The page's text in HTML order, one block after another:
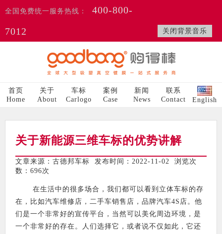
关闭背景音乐
全国免费统一服务热线：
400-800-
7012
首页
Home
关于
About
车标
Carlogo
案例
Case
新闻
News
联系
Contact
English
关于新能源三维车标的优势讲解
文章来源：古德邦车标 发布时间：2022-11-02 浏览次
数： 696次
在生活中的很多场合，我们都可以看到立体车标的存
在，比如汽车维修店，二手车销售店，品牌汽车4S店。他
们是一个非常好的宣传平台，当然可以美化周边环境，是
一个非常好的存在。人们选择它，或者说不仅如此，它还